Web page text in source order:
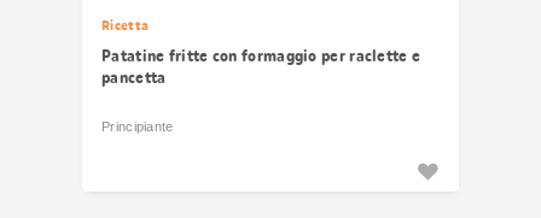
Ricetta
Patatine fritte con formaggio per raclette e
pancetta
Principiante